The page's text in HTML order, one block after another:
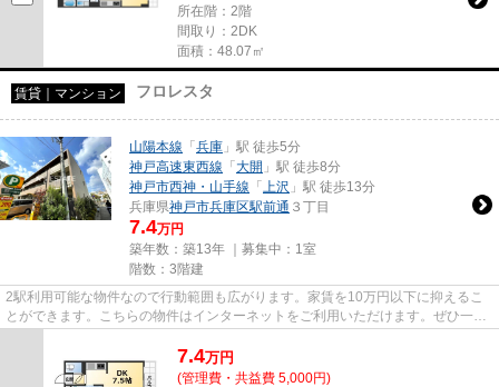
所在階：2階
間取り：2DK
面積：48.07㎡
賃貸｜マンション フロレスタ
山陽本線 「 兵庫 」駅 徒歩5分
神戸高速東西線 「 大開 」駅 徒歩8分
神戸市西神・山手線 「 上沢 」駅 徒歩13分
兵庫県神戸市兵庫区駅前通 ３丁目
7.4万円
築年数：築13年 ｜募集中： 1室
階数：3階建
2駅利用可能な物件なので行動範囲も広がります。家賃を10万円以下に抑えるこ
とができます。こちらの物件はインターネットをご利用いただけます。ぜひ一度
7.4万円
(管理費・共益費 5,000円)